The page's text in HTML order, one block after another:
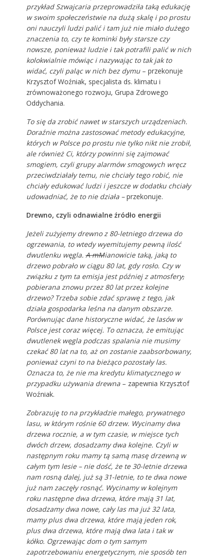
przykład Szwajcaria przeprowadziła taką edukację
w swoim społeczeństwie na dużą skalę i po prostu
oni nauczyli ludzi palić i tam już nie miało dużego
znaczenia to, czy te kominki były starsze czy
nowsze, ponieważ ludzie i tak potrafili palić w nich
kolokwialnie mówiąc i nazywając to tak jak to
widać, czyli paląc w nich bez dymu– przekonuje
Krzysztof Woźniak, specjalista ds. klimatu i
zrównoważonego rozwoju, Grupa Zdrowego
Oddychania.
To się da zrobić nawet w starszych urządzeniach.
Doraźnie można zastosować metody edukacyjne,
których w Polsce po prostu nie tylko nikt nie zrobił,
ale również Ci, którzy powinni się zajmować
smogiem, czyli grupy alarmów smogowych wręcz
przeciwdziałały temu, nie chciały tego robić, nie
chciały edukować ludzi i jeszcze w dodatku chciały
udowadniać, że to nie działa –przekonuje.
Drewno, czyli odnawialne źródło energii
Jeżeli zużyjemy drewno z 80-letniego drzewa do
ogrzewania, to wtedy wyemitujemy pewną ilość
dwutlenku węgla. A mMianowicie taką, jaką to
drzewo pobrało w ciągu 80 lat, gdy rosło. Czy w
związku z tym ta emisja jest później z atmosfery,
pobierana znowu przez 80 lat przez kolejne
drzewo? Trzeba sobie zdać sprawę z tego, jak
działa gospodarka leśna na danym obszarze.
Porównując dane historyczne widać, że lasów w
Polsce jest coraz więcej. To oznacza, że emitując
dwutlenek węgla podczas spalania nie musimy
czekać 80 lat na to, aż on zostanie zaabsorbowany,
ponieważ czyni to na bieżąco pozostały las.
Oznacza to, że nie ma kredytu klimatycznego w
przypadku używania drewna– zapewnia Krzysztof
Woźniak.
Zobrazuję to na przykładzie małego, prywatnego
lasu, w którym rośnie 60 drzew. Wycinamy dwa
drzewa rocznie, a w tym czasie, w miejsce tych
dwóch drzew, dosadzamy dwa kolejne. Czyli w
następnym roku mamy tą samą masę drzewną w
całym tym lesie – nie dość, że te 30-letnie drzewa
nam rosną dalej, już są 31-letnie, to te dwa nowe
już nam zaczęły rosnąć. Wycinamy w kolejnym
roku następne dwa drzewa, które mają 31 lat,
dosadzamy dwa nowe, cały las ma już 32 lata,
mamy plus dwa drzewa, które mają jeden rok,
plus dwa drzewa, które mają dwa lata i tak w
kółko. Ogrzewając dom o tym samym
zapotrzebowaniu energetycznym, nie sposób ten